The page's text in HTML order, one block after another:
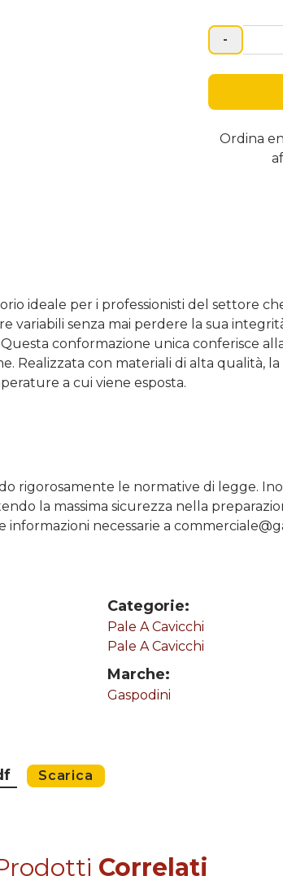
-
Ordina
ideale per i professionisti del settore
senza mai perdere la sua
conformazione unica conferisce
con materiali di alta qualità, la
a cui viene esposta.
rigorosamente le normative di legge.
la massima sicurezza nella
necessarie a
Categorie:
Pale A Cavicchi
Pale A Cavicchi
Marche:
Gaspodini
Scarica
Correlati